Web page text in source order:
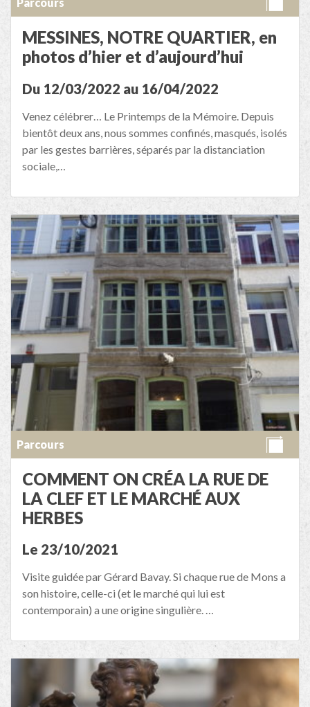
Parcours
MESSINES, NOTRE QUARTIER, en
photos d’hier et d’aujourd’hui
Du 12/03/2022 au 16/04/2022
Venez célébrer… Le Printemps de la Mémoire. Depuis
bientôt deux ans, nous sommes confinés, masqués, isolés
par les gestes barrières, séparés par la distanciation
sociale,…
Parcours
COMMENT ON CRÉA LA RUE DE
LA CLEF ET LE MARCHÉ AUX
HERBES
Le 23/10/2021
Visite guidée par Gérard Bavay. Si chaque rue de Mons a
son histoire, celle-ci (et le marché qui lui est
contemporain) a une origine singulière. …